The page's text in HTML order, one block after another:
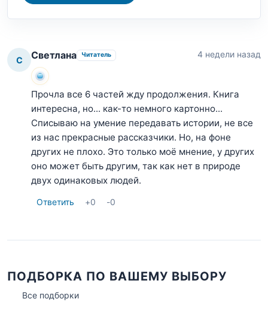
С Светлана Читатель 4 недели назад
Прочла все 6 частей жду продолжения. Книга
интересна, но... как-то немного картонно...
Списываю на умение передавать истории, не все
из нас прекрасные рассказчики. Но, на фоне
других не плохо. Это только моё мнение, у других
оно может быть другим, так как нет в природе
двух одинаковых людей.
Ответить +0 -0
ПОДБОРКА ПО ВАШЕМУ ВЫБОРУ
Все подборки